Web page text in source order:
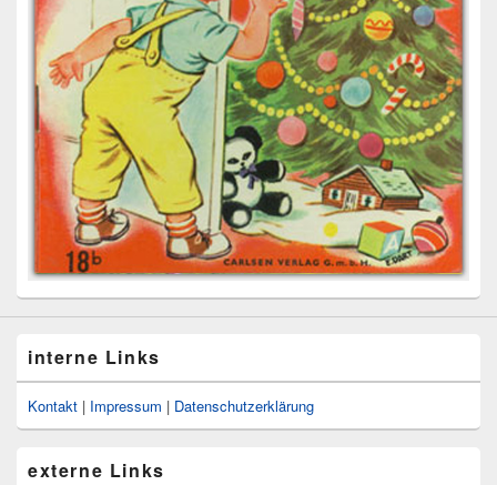
interne Links
Kontakt | Impressum | Datenschutzerklärung
externe Links